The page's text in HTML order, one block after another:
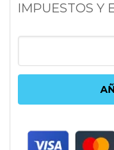
IMPUESTOS Y
FLG
5X114.3
72.6